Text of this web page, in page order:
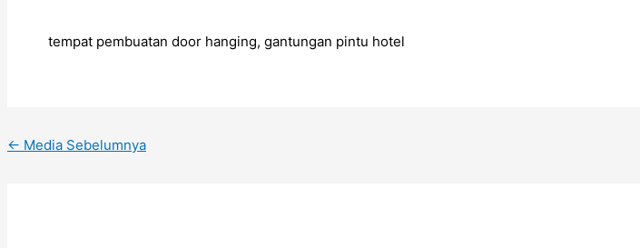
tempat pembuatan door hanging, gantungan pintu hotel
← Media Sebelumnya